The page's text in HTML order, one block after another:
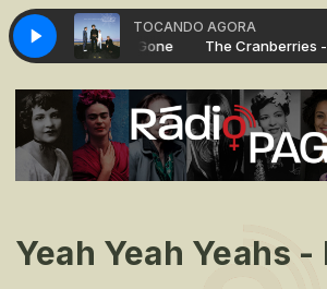
TOCANDO AGORA
- When You're Gone The Cranberries -
Yeah Yeah Yeahs